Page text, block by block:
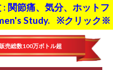
関節痛、気分、ホットフ
Study.
※クリック※
売総数100万ボトル超